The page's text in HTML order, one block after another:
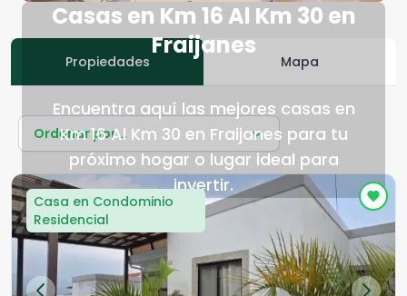
Casas en Km 16 Al Km 30 en
Fraijanes
Encuentra aquí las mejores casas en
Km 16 Al Km 30 en Fraijanes para tu
próximo hogar o lugar ideal para
invertir.
Propiedades Mapa
Ordenar por...
Casa en Condominio
Residencial